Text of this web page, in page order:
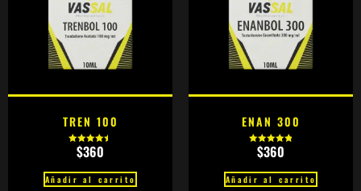
TREN 100
Valorado
con
de 5
$360
Añadir al carrito
ENAN 300
Valorado
con
de 5
$360
Añadir al carrito